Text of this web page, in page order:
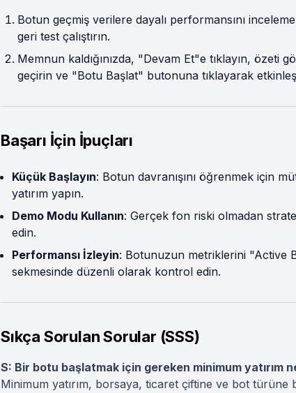
Botun geçmiş verilere dayalı performansını
geri test çalıştırın.
Memnun kaldığınızda, "Devam Et"e tıklayın, özeti
geçirin ve "Botu Başlat" butonuna tıklayarak
Başarı İçin İpuçları
Küçük Başlayın: Botun davranışını öğrenmek için
yatırım yapın.
Demo Modu Kullanın: Gerçek fon riski olmadan
edin.
Performansı İzleyin: Botunuzun metriklerini "Active
sekmesinde düzenli olarak kontrol edin.
Sıkça Sorulan Sorular (SSS)
S: Bir botu başlatmak için gereken minimum yatırım
Minimum yatırım, borsaya, ticaret çiftine ve bot türüne